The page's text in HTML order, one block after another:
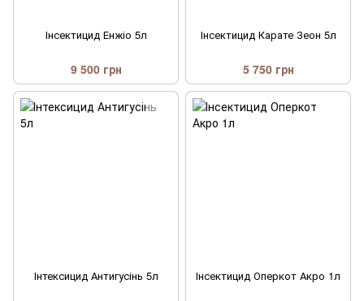
Інсектицид Енжіо 5л
9 500 грн
Інсектицид Карате Зеон 5л
5 750 грн
Інтексицид Антигусінь 5л Інсектицид Оперкот Акро 1л